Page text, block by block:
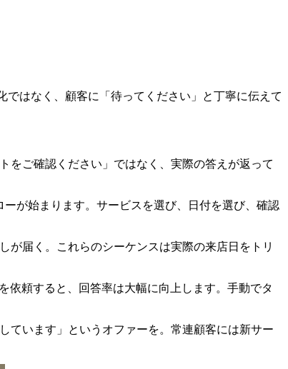
ではなく、顧客に「待ってください」と丁寧に伝えて
をご確認ください」ではなく、実際の答えが返って
が始まります。サービスを選び、日付を選び、確認
が届く。これらのシーケンスは実際の来店日をトリ
依頼すると、回答率は大幅に向上します。手動でタ
ています」というオファーを。常連顧客には新サー